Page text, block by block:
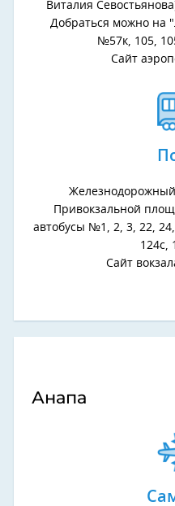
Виталия
Добраться можно на
№57к, 105,
Сайт
Железнодорожный
Привокзальной
автобусы №1, 2, 3, 22, 24,
124с,
Сайт
Анапа